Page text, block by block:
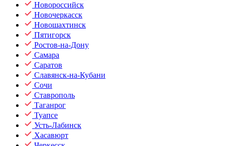
Новороссийск
Новочеркасск
Новошахтинск
Пятигорск
Ростов-на-Дону
Самара
Саратов
Славянск-на-Кубани
Сочи
Ставрополь
Таганрог
Туапсе
Усть-Лабинск
Хасавюрт